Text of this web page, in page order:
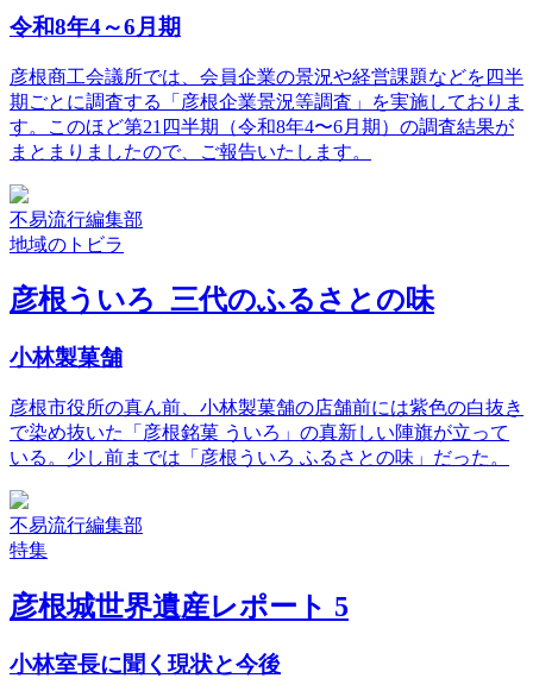
令和8年4～6月期
彦根商工会議所では、会員企業の景況や経営課題などを四半
期ごとに調査する「彦根企業景況等調査」を実施しておりま
す。このほど第21四半期（令和8年4〜6月期）の調査結果が
まとまりましたので、ご報告いたします。
不易流行編集部
地域のトビラ
彦根ういろ 三代のふるさとの味
小林製菓舗
彦根市役所の真ん前、小林製菓舗の店舗前には紫色の白抜き
で染め抜いた「彦根銘菓 ういろ」の真新しい陣旗が立って
いる。少し前までは「彦根ういろ ふるさとの味」だった。
不易流行編集部
特集
彦根城世界遺産レポート 5
小林室長に聞く現状と今後